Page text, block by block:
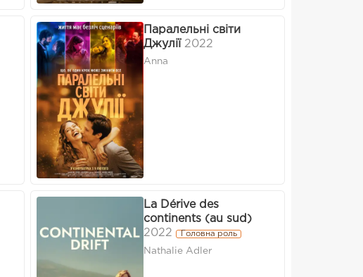
Паралельні світи
Джулії 2022
Anna
La Dérive des
continents (au sud)
2022
Головна роль
Nathalie Adler